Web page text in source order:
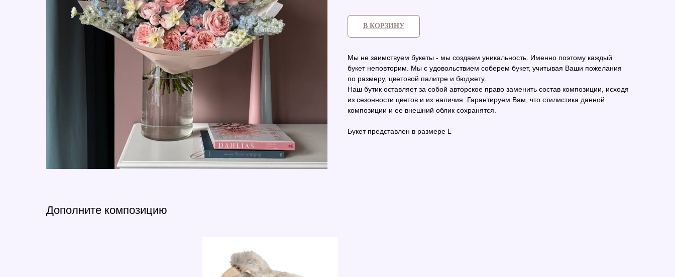
В КОРЗИНУ
Мы не заимствуем букеты - мы создаем уникальность. Именно поэтому каждый
букет неповторим. Мы с удовольствием соберем букет, учитывая Ваши пожелания
по размеру, цветовой палитре и бюджету.
Наш бутик оставляет за собой авторское право заменить состав композиции, исходя
из сезонности цветов и их наличия. Гарантируем Вам, что стилистика данной
композиции и ее внешний облик сохранятся.
Букет представлен в размере L
Дополните композицию